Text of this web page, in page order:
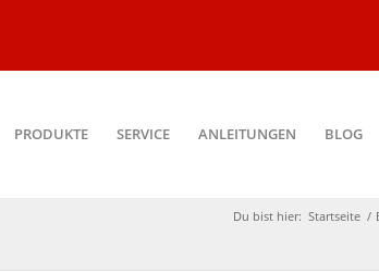
PRODUKTE SERVICE ANLEITUNGEN BLOG
Du bist hier: Startseite /